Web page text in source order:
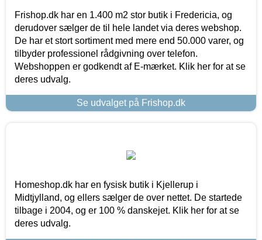
Frishop.dk har en 1.400 m2 stor butik i Fredericia, og
derudover sælger de til hele landet via deres webshop.
De har et stort sortiment med mere end 50.000 varer, og
tilbyder professionel rådgivning over telefon.
Webshoppen er godkendt af E-mærket. Klik her for at se
deres udvalg.
Se udvalget på Frishop.dk
Homeshop.dk har en fysisk butik i Kjellerup i
Midtjylland, og ellers sælger de over nettet. De startede
tilbage i 2004, og er 100 % danskejet. Klik her for at se
deres udvalg.